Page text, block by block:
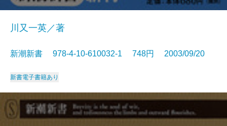
川又一英／著
新潮新書 978-4-10-610032-1 748円 2003/09/20
新書電子書籍あり